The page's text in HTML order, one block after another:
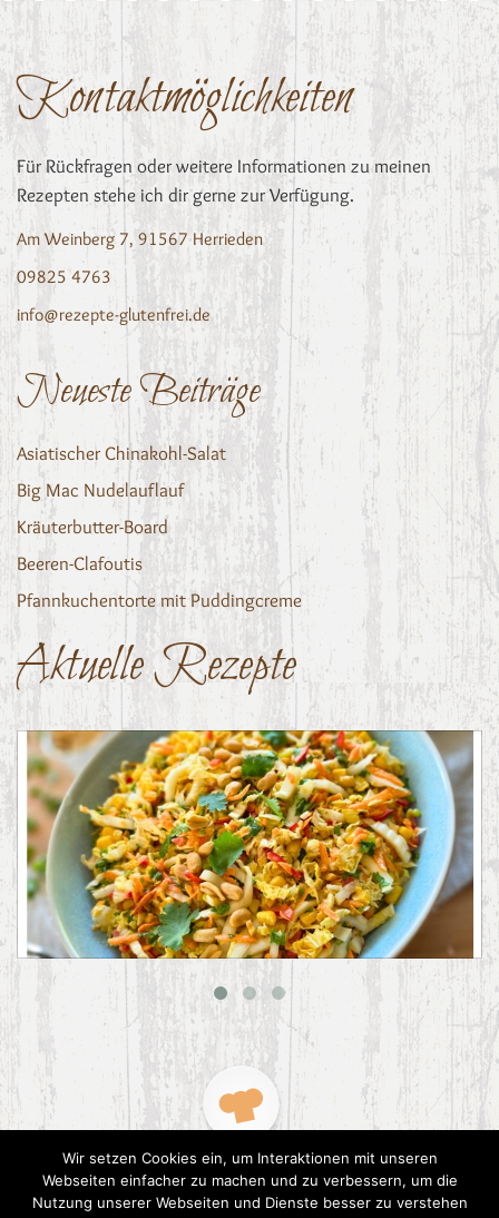
Kontaktmöglichkeiten
Für Rückfragen oder weitere Informationen zu meinen
Rezepten stehe ich dir gerne zur Verfügung.
Am Weinberg 7, 91567 Herrieden
09825 4763
info@rezepte-glutenfrei.de
Neueste Beiträge
Asiatischer Chinakohl-Salat
Big Mac Nudelauflauf
Kräuterbutter-Board
Beeren-Clafoutis
Pfannkuchentorte mit Puddingcreme
Aktuelle Rezepte
Asiatischer Chinakohl-Salat
Wir setzen Cookies ein, um Interaktionen mit unseren
Webseiten einfacher zu machen und zu verbessern, um die
Nutzung unserer Webseiten und Dienste besser zu verstehen